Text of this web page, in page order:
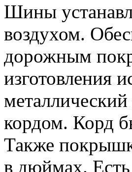
Шины
воздухом.
дорожным
изготовления
кордом. Корд
Также
в дюймах.